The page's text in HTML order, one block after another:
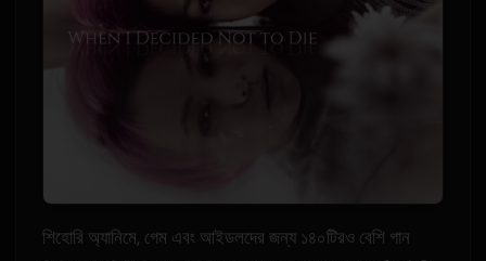
শিহোরি অ্যানিমে, গেম এবং আইডলদের জন্য ১৪০টিরও বেশি গান